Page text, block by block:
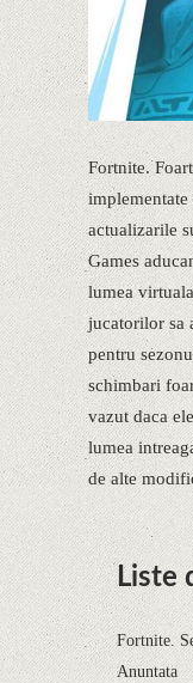
Fortnite.
actualizarile
Games
lumea
jucatorilor sa
pentru
schimbari
vazut daca
lumea
de alte
Liste
Fortnite.
Anuntata